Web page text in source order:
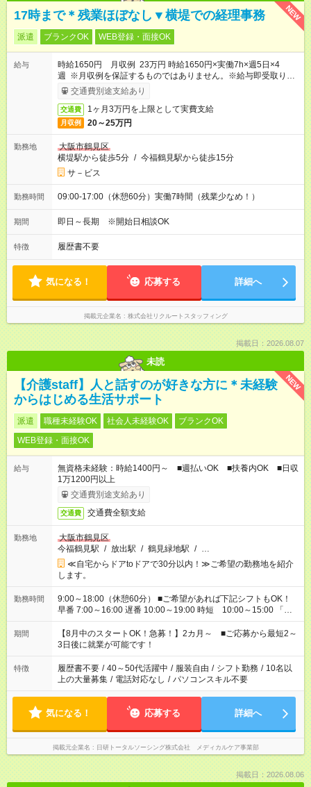
NEW
17時まで＊残業ほぼなし▼横堤での経理事務
派遣 ブランクOK WEB登録・面接OK
給与
時給1650円 月収例 23万円 時給1650円×実働7h×週5日×4
週 ※月収例を保証するものではありません。※給与即受取りサ
ービス利用可（利用条件有）
交通費別途支給あり
交通費 1ヶ月3万円を上限として実費支給
月収例 20～25万円
勤務地
大阪市鶴見区
横堤駅から徒歩5分 / 今福鶴見駅から徒歩15分
サ－ビス
勤務時間 09:00-17:00（休憩60分）実働7時間（残業少なめ！）
期間 即日～長期 ※開始日相談OK
特徴 履歴書不要
気になる！ 応募する 詳細へ
掲載元企業名 株式会社リクルートスタッフィング
掲載日：2026.08.07
未読
NEW
【介護staff】人と話すのが好きな方に＊未経験
からはじめる生活サポート
派遣 職種未経験OK 社会人未経験OK
ブランクOK
WEB登録・面接OK
給与
無資格未経験：時給1400円～ ■週払いOK ■扶養内OK ■日収
1万1200円以上
交通費別途支給あり
交通費 交通費全額支給
勤務地
大阪市鶴見区
今福鶴見駅 / 放出駅 / 鶴見緑地駅 / …
≪自宅からドアtoドアで30分以内！≫ご希望の勤務地を紹介
します。
勤務時間
9:00～18:00（休憩60分） ■ご希望があれば下記シフトもOK！
早番 7:00～16:00 遅番 10:00～19:00 時短 10:00～15:00 「家
族と休みを合わせたい」 「余裕を持って夕飯の準備がしたい」
「できれば残業はしたくない」 など、ご希望を教えてください
ね。 ※Wワーク希望の方へ 今ご覧のお仕事で希望する勤務時間
と、もう1つのお仕事の勤務時間。 合計で週40時間を超える場
合は応募できません。
期間
【8月中のスタートOK！急募！】2カ月～ ■ご応募から最短2～
3日後に就業が可能です！
特徴 履歴書不要 / 40～50代活躍中 / 服装自由 / シフト勤務 / 10名以
上の大量募集 / 電話対応なし / パソコンスキル不要
気になる！ 応募する 詳細へ
掲載元企業名 日研トータルソーシング株式会社 メディカルケア事業部
掲載日：2026.08.06